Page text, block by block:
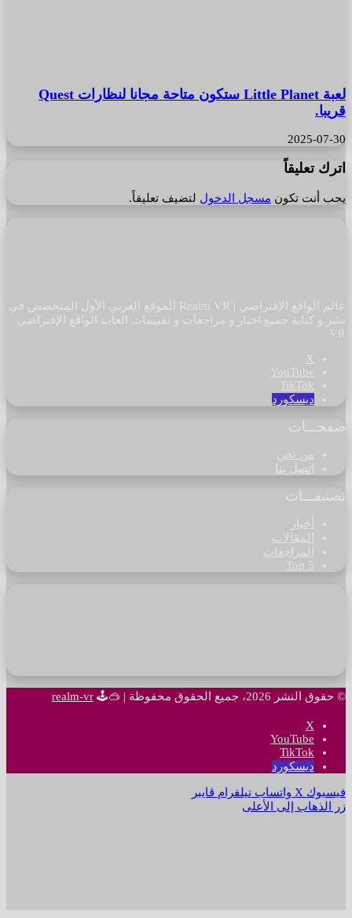
لعبة Little Planet ستكون متاحة مجانا لنظارات Quest
قريبا.
2025-07-30
اترك تعليقاً
يجب أنت تكون مسجل الدخول لتضيف تعليقاً.
عالم الواقع الإفتراضي | Realm VR الموقع العربي الأول المتخصص في
نشر و كتابة جميع اخبار و مراجعات و تقييمات العاب الواقع الإفتراضي
VR
‫X
‫YouTube
‫TikTok
ديسكورد
صفحـــات
من نحن
اتصل بنا
تصنيفـــات
أخبار
المقالات
المراجعات
Top 5
© حقوق النشر 2026، جميع الحقوق محفوظة | 🥽🕹
realm-vr
‫X
‫YouTube
‫TikTok
ديسكورد
فيسبوك ‫X واتساب تيلقرام ڤايبر
زر الذهاب إلى الأعلى